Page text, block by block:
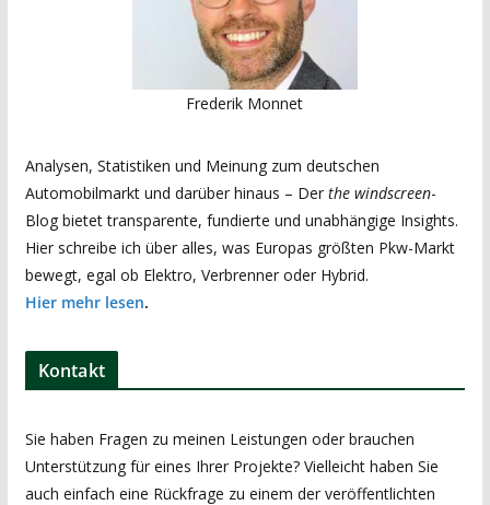
Frederik Monnet
Analysen, Statistiken und Meinung zum deutschen
Automobilmarkt und darüber hinaus – Der the windscreen-
Blog bietet transparente, fundierte und unabhängige Insights.
Hier schreibe ich über alles, was Europas größten Pkw-Markt
bewegt, egal ob Elektro, Verbrenner oder Hybrid.
Hier mehr lesen.
Kontakt
Sie haben Fragen zu meinen Leistungen oder brauchen
Unterstützung für eines Ihrer Projekte? Vielleicht haben Sie
auch einfach eine Rückfrage zu einem der veröffentlichten